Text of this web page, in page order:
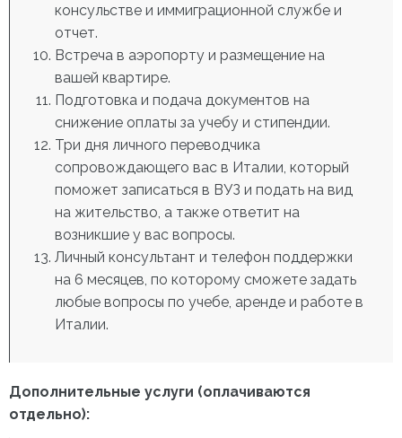
консульстве и иммиграционной службе и
отчет.
Встреча в аэропорту и размещение на
вашей квартире.
Подготовка и подача документов на
снижение оплаты за учебу и стипендии.
Три дня личного переводчика
сопровождающего вас в Италии, который
поможет записаться в ВУЗ и подать на вид
на жительство, а также ответит на
возникшие у вас вопросы.
Личный консультант и телефон поддержки
на 6 месяцев, по которому сможете задать
любые вопросы по учебе, аренде и работе в
Италии.
Дополнительные услуги (оплачиваются
отдельно):